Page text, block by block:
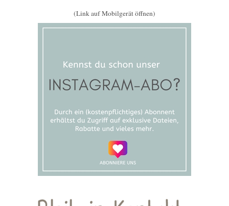
(Link auf Mobilgerät öffnen)